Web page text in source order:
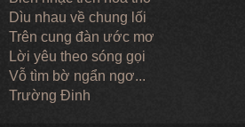
Dìu nhau về chung lối
Trên cung đàn ước mơ
Lời yêu theo sóng gọi
Vỗ tìm bờ ngẩn ngơ...
Trường Đinh